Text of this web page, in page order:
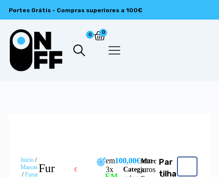
Portes Grátis - Compras superiores a 100€
0 0
Início/
Marcas
/FurutFur
€
em
3x
100,00€sem
juros
Categ
Marc
a:
Par
tilha